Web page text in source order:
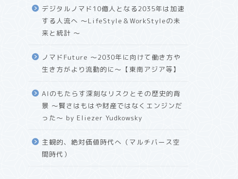
デジタルノマド10億人となる2035年は加速
する人流へ 〜LifeStyle＆WorkStyleの未
来と統計 〜
ノマドFuture 〜2030年に向けて働き方や
生き方がより流動的に〜【東南アジア等】
AIのもたらす深刻なリスクとその歴史的背
景 〜賢さはもはや財産ではなくエンジンだ
った〜 by Eliezer Yudkowsky
主観的、絶対価値時代へ（マルチバース空
間時代）